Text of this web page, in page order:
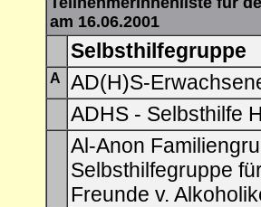
am 16.06.2001
Selbsthilfegruppe
A
AD(H)S-
ADHS - Selbsthilfe
Al-Anon
Selbsthilfegruppe
Freunde v.